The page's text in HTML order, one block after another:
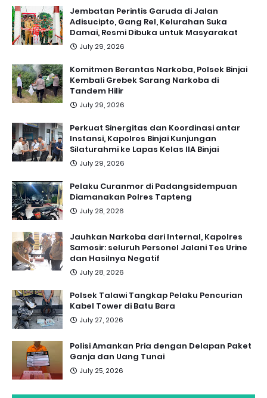
Jembatan Perintis Garuda di Jalan
Adisucipto, Gang Rel, Kelurahan Suka
Damai, Resmi Dibuka untuk Masyarakat
July 29, 2026
Komitmen Berantas Narkoba, Polsek Binjai
Kembali Grebek Sarang Narkoba di
Tandem Hilir
July 29, 2026
Perkuat Sinergitas dan Koordinasi antar
Instansi, Kapolres Binjai Kunjungan
Silaturahmi ke Lapas Kelas IIA Binjai
July 29, 2026
Pelaku Curanmor di Padangsidempuan
Diamanakan Polres Tapteng
July 28, 2026
Jauhkan Narkoba dari Internal, Kapolres
Samosir: seluruh Personel Jalani Tes Urine
dan Hasilnya Negatif
July 28, 2026
Polsek Talawi Tangkap Pelaku Pencurian
Kabel Tower di Batu Bara
July 27, 2026
Polisi Amankan Pria dengan Delapan Paket
Ganja dan Uang Tunai
July 25, 2026